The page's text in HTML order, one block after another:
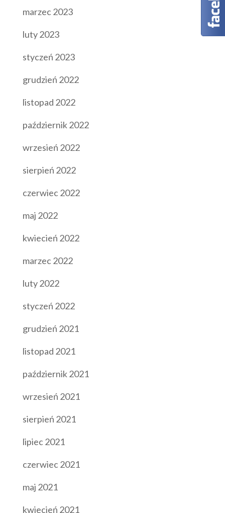
marzec 2023
luty 2023
styczeń 2023
grudzień 2022
listopad 2022
październik 2022
wrzesień 2022
sierpień 2022
czerwiec 2022
maj 2022
kwiecień 2022
marzec 2022
luty 2022
styczeń 2022
grudzień 2021
listopad 2021
październik 2021
wrzesień 2021
sierpień 2021
lipiec 2021
czerwiec 2021
maj 2021
kwiecień 2021